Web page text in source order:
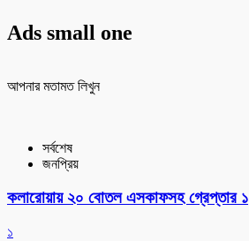
Ads small one
আপনার মতামত লিখুন
সর্বশেষ
জনপ্রিয়
কলারোয়ায় ২০ বোতল এসকাফসহ গ্রেপ্তার ১
১